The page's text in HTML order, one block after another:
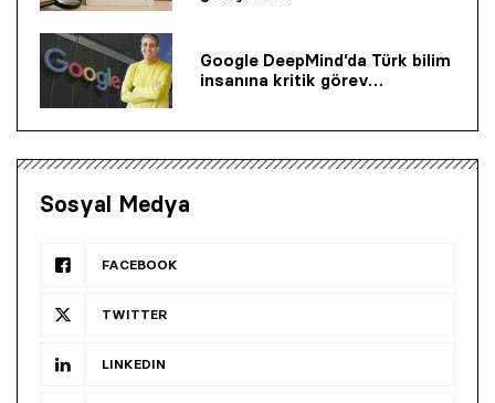
Google DeepMind’da Türk bilim
insanına kritik görev…
Sosyal Medya
FACEBOOK
TWITTER
LINKEDIN